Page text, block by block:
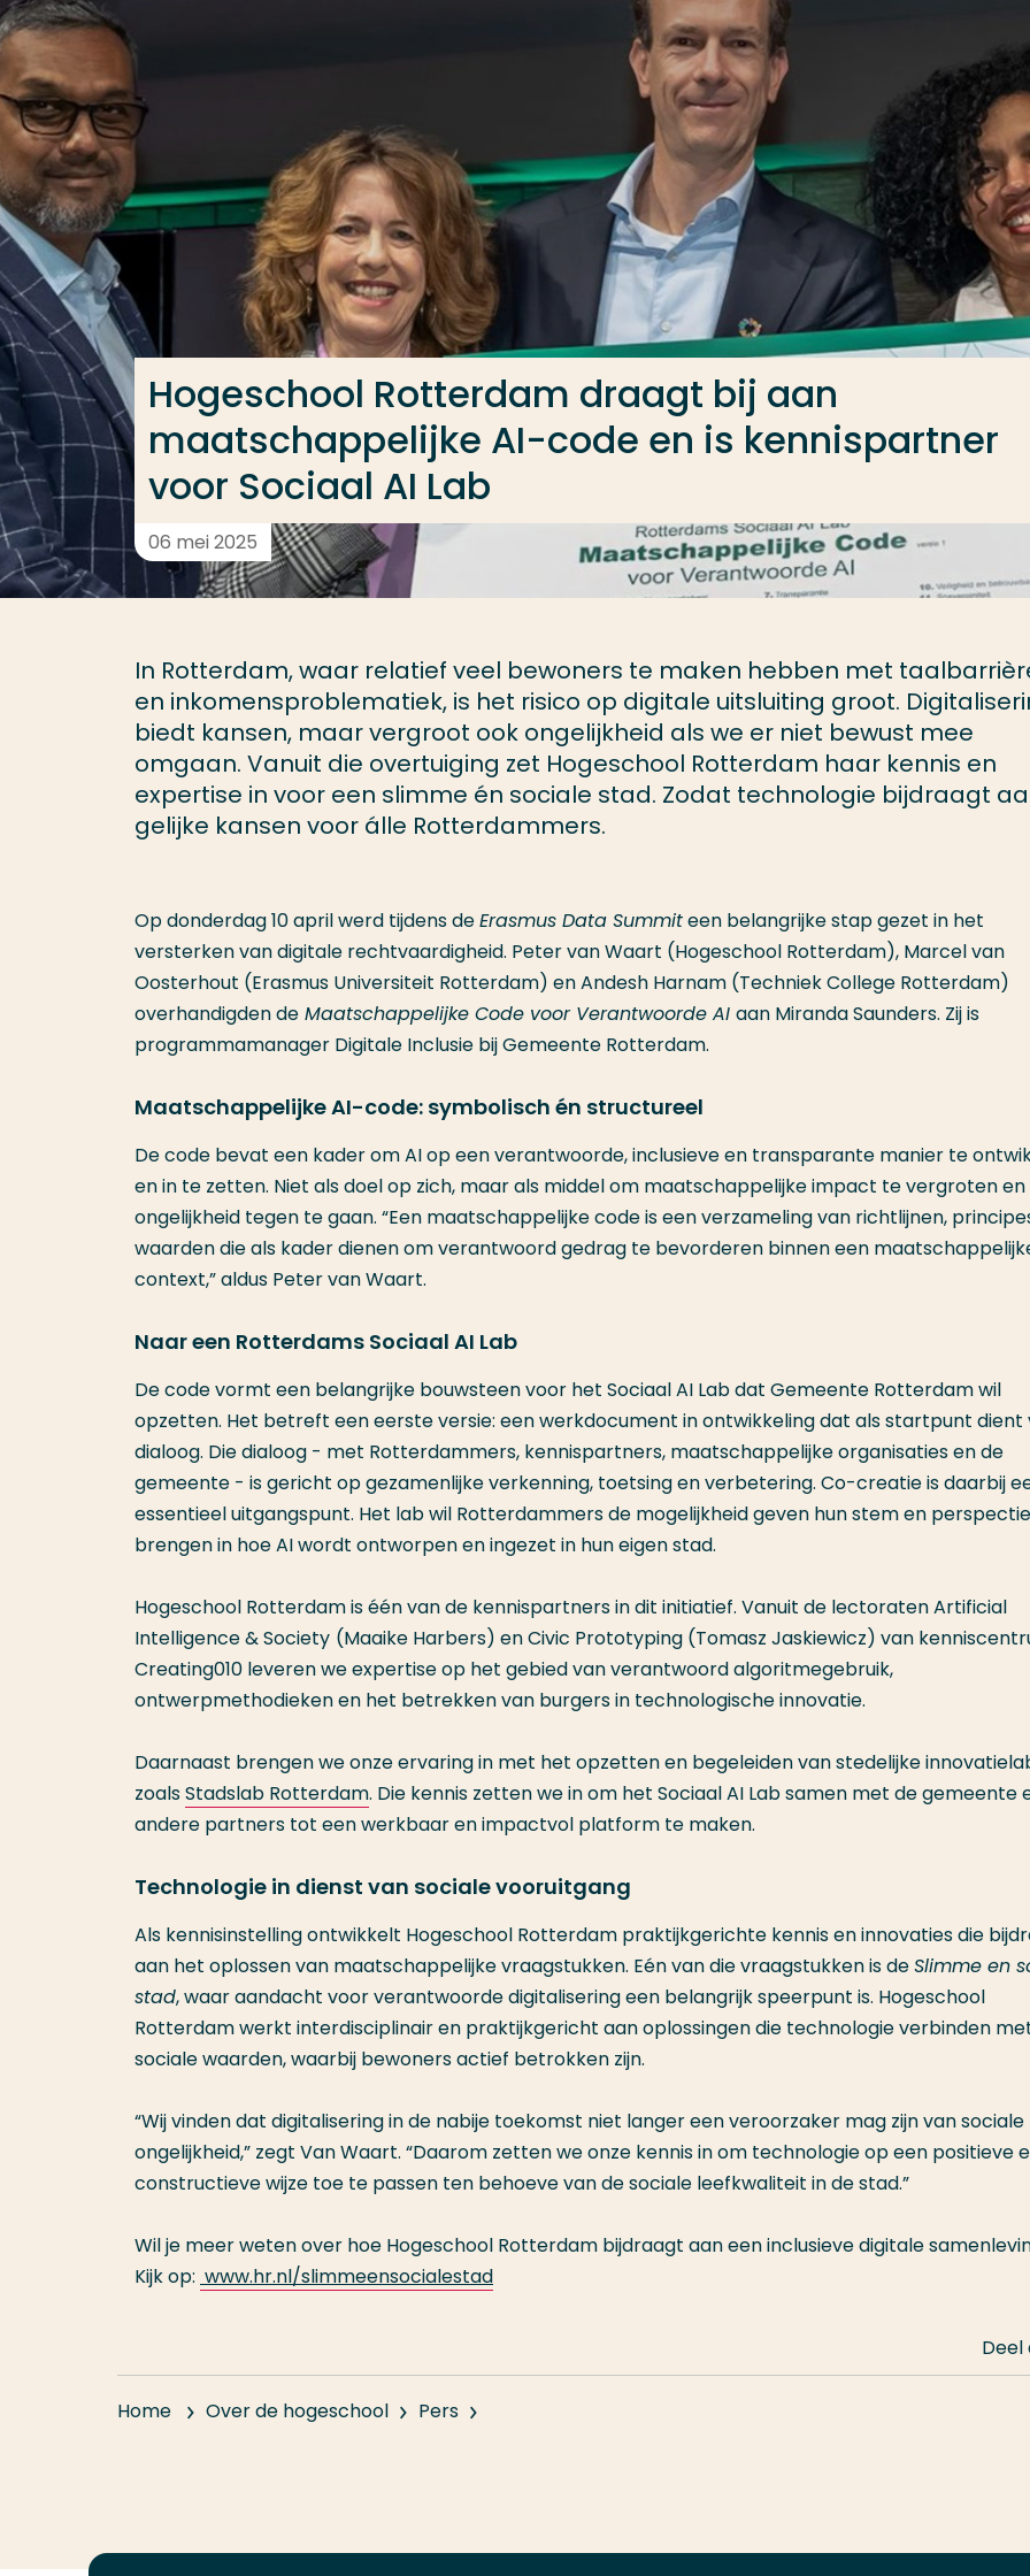
Ga direct naar de content
Hogeschool Rotterdam draagt bij aan
maatschappelijke AI-code en is kennispartner
voor Sociaal AI Lab
06 mei 2025
In Rotterdam, waar relatief veel bewoners te maken hebben met
en inkomensproblematiek, is het risico op digitale uitsluiting groot.
biedt kansen, maar vergroot ook ongelijkheid als we er niet bewust mee
omgaan. Vanuit die overtuiging zet Hogeschool Rotterdam haar kennis en
expertise in voor een slimme én sociale stad. Zodat technologie bijdraagt
gelijke kansen voor álle Rotterdammers.
Op donderdag 10 april werd tijdens deErasmus Data Summiteen belangrijke stap gezet in het
versterken van digitale rechtvaardigheid. Peter van Waart (Hogeschool Rotterdam), Marcel van
Oosterhout (Erasmus Universiteit Rotterdam) en Andesh Harnam (Techniek College Rotterdam)
overhandigden de Maatschappelijke Code voor Verantwoorde AI aan Miranda Saunders. Zij is
programmamanager Digitale Inclusie bij Gemeente Rotterdam.
Maatschappelijke AI-code: symbolisch én structureel
De code bevat een kader om AI op een verantwoorde, inclusieve en transparante manier te
en in te zetten. Niet als doel op zich, maar als middel om maatschappelijke impact te vergroten en
ongelijkheid tegen te gaan. “Een maatschappelijke code is een verzameling van richtlijnen,
waarden die als kader dienen om verantwoord gedrag te bevorderen binnen een
context,” aldus Peter van Waart.
Naar een Rotterdams Sociaal AI Lab
De code vormt een belangrijke bouwsteen voor het Sociaal AI Lab dat Gemeente Rotterdam wil
opzetten. Het betreft een eerste versie: een werkdocument in ontwikkeling dat als startpunt dient
dialoog. Die dialoog - met Rotterdammers, kennispartners, maatschappelijke organisaties en de
gemeente - is gericht op gezamenlijke verkenning, toetsing en verbetering. Co-creatie is daarbij
essentieel uitgangspunt. Het lab wil Rotterdammers de mogelijkheid geven hun stem en
brengen in hoe AI wordt ontworpen en ingezet in hun eigen stad.
Hogeschool Rotterdam is één van de kennispartners in dit initiatief. Vanuit de lectoraten Artificial
Intelligence & Society (Maaike Harbers) en Civic Prototyping (Tomasz Jaskiewicz) van
Creating010 leveren we expertise op het gebied van verantwoord algoritmegebruik,
ontwerpmethodieken en het betrekken van burgers in technologische innovatie.
Daarnaast brengen we onze ervaring in met het opzetten en begeleiden van stedelijke
zoalsStadslab Rotterdam. Die kennis zetten we in om het Sociaal AI Lab samen met de gemeente
andere partners tot een werkbaar en impactvol platform te maken.
Technologie in dienst van sociale vooruitgang
Als kennisinstelling ontwikkelt Hogeschool Rotterdam praktijkgerichte kennis en innovaties die
aan het oplossen van maatschappelijke vraagstukken. Eén van die vraagstukken is deSlimme en
stad, waar aandacht voor verantwoorde digitalisering een belangrijk speerpunt is. Hogeschool
Rotterdam werkt interdisciplinair en praktijkgericht aan oplossingen die technologie verbinden
sociale waarden, waarbij bewoners actief betrokken zijn.
“Wij vinden dat digitalisering in de nabije toekomst niet langer een veroorzaker mag zijn van sociale
ongelijkheid,” zegt Van Waart. “Daarom zetten we onze kennis in om technologie op een positieve
constructieve wijze toe te passen ten behoeve van de sociale leefkwaliteit in de stad.”
Wil je meer weten over hoe Hogeschool Rotterdam bijdraagt aan een inclusieve digitale
Kijk op: www.hr.nl/slimmeensocialestad
Home Over de hogeschool Pers
Deel
Opleiding